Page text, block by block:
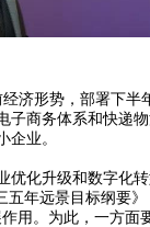
形势，部署下半
商务体系和快递
企业。
化升级和数字化
年远景目标纲要
用。为此，一方面